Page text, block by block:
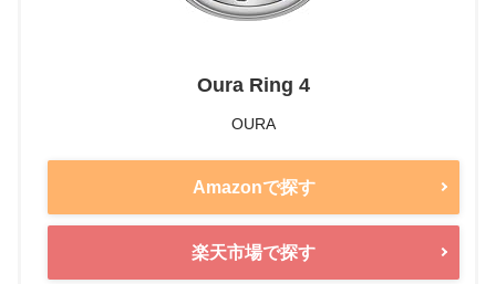
Oura Ring 4
OURA
Amazonで探す
楽天市場で探す